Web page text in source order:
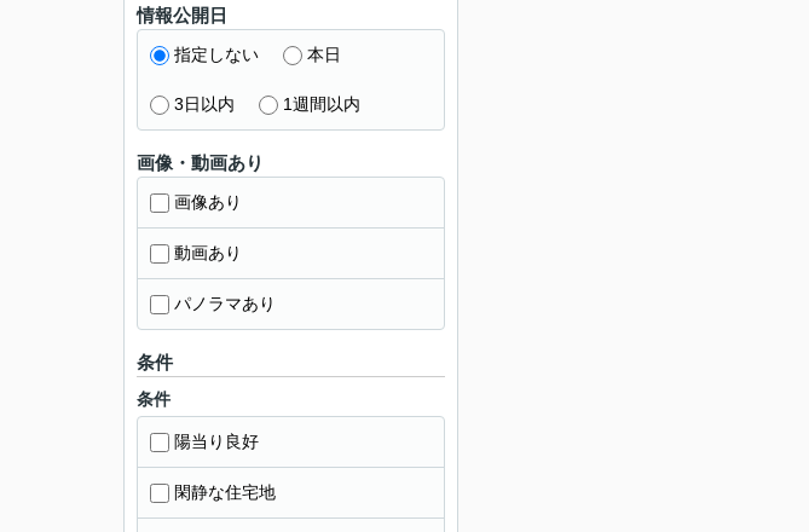
情報公開日
指定しない 本日
3日以内 1週間以内
画像・動画あり
画像あり
動画あり
パノラマあり
条件
条件
陽当り良好
閑静な住宅地